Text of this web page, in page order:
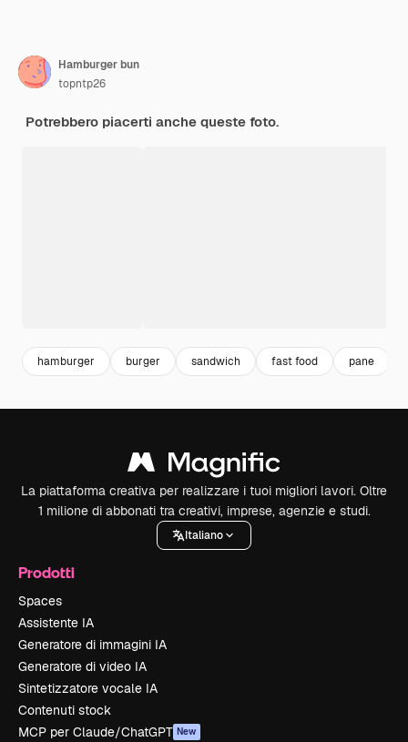
Hamburger bun
topntp26
Potrebbero piacerti anche queste foto.
hamburger burger sandwich fast food pane
La piattaforma creativa per realizzare i tuoi migliori lavori. Oltre
1 milione di abbonati tra creativi, imprese, agenzie e studi.
Italiano
Prodotti
Spaces
Assistente IA
Generatore di immagini IA
Generatore di video IA
Sintetizzatore vocale IA
Contenuti stock
MCP per Claude/ChatGPT New